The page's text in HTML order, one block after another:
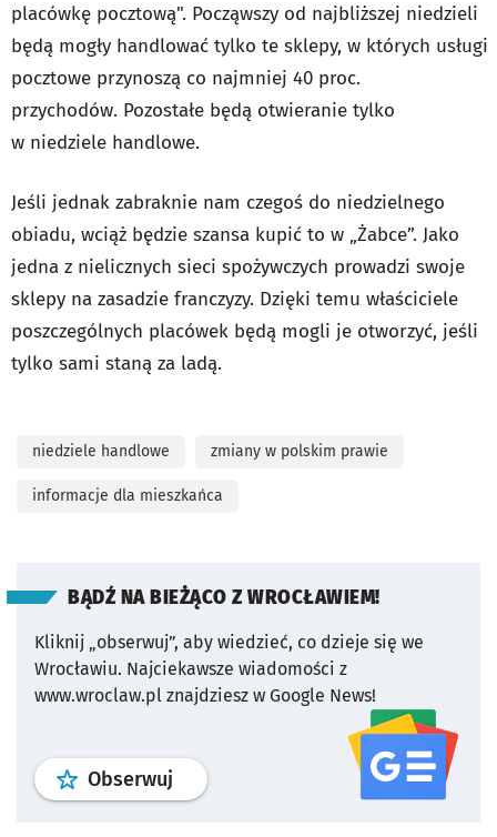
placówkę pocztową". Począwszy od najbliższej niedzieli
będą mogły handlować tylko te sklepy, w których usługi
pocztowe przynoszą co najmniej 40 proc.
przychodów. Pozostałe będą otwieranie tylko
w niedziele handlowe.
Jeśli jednak zabraknie nam czegoś do niedzielnego
obiadu, wciąż będzie szansa kupić to w „Żabce”. Jako
jedna z nielicznych sieci spożywczych prowadzi swoje
sklepy na zasadzie franczyzy. Dzięki temu właściciele
poszczególnych placówek będą mogli je otworzyć, jeśli
tylko sami staną za ladą.
niedziele handlowe zmiany w polskim prawie
informacje dla mieszkańca
BĄDŹ NA BIEŻĄCO Z WROCŁAWIEM!
Kliknij „obserwuj”, aby wiedzieć, co dzieje się we
Wrocławiu. Najciekawsze wiadomości z
www.wroclaw.pl znajdziesz w Google News!
Obserwuj profil serwisu